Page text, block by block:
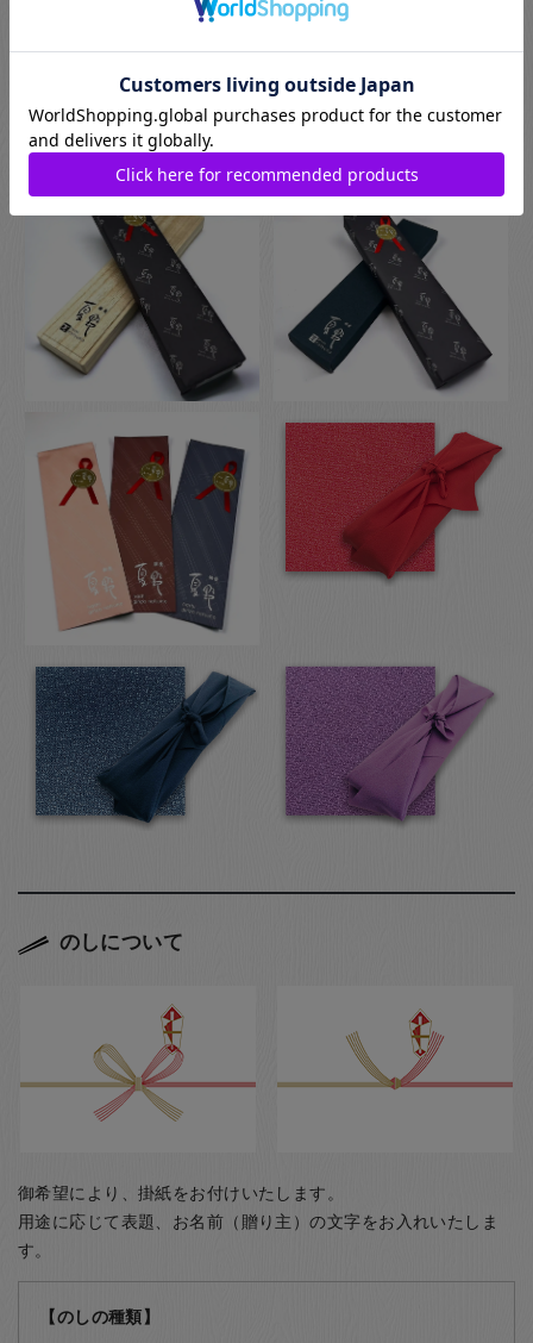
お箸用のギフトボックスをご注文いただいた方は、￥440-(税別)
でさらに風呂敷でのラッピングもご指定いただけます。日本の
伝統的な贈り物のスタイルで、お箸のプレゼントにぴったりな
包装です。
のしについて
御希望により、掛紙をお付けいたします。
用途に応じて表題、お名前（贈り主）の文字をお入れいたしま
す。
【のしの種類】